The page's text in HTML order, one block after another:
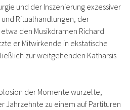
und der Inszenierung exzessiver
Ritualhandlungen, der
den Musikdramen Richard
er Mitwirkende in ekstatische
zur weitgehenden Katharsis
der Momente wurzelte,
Jahrzehnte zu einem auf Partituren